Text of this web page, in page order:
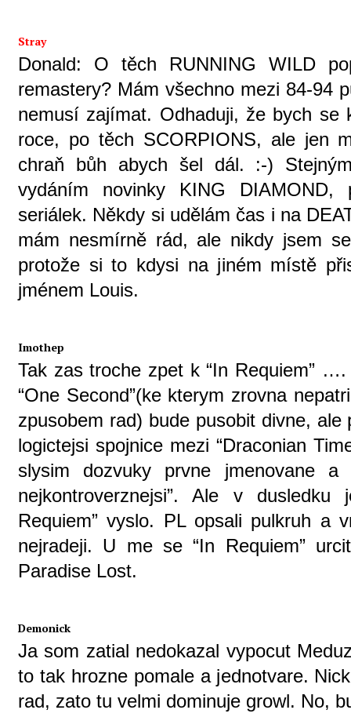
Stray
Donald: O těch RUNNING WILD
remastery? Mám všechno mezi 84-94
nemusí zajímat. Odhaduji, že bych se
roce, po těch SCORPIONS, ale jen
chraň bůh abych šel dál. :-)
vydáním novinky KING
seriálek. Někdy si udělám čas i na
mám nesmírně rád, ale nikdy jsem
protože si to kdysi na jiném místě
jménem Louis.
Imothep
Tak zas troche zpet k “In Requiem”
“One Second”(ke kterym zrovna
zpusobem rad) bude pusobit divne, ale
logictejsi spojnice mezi “Draconian
slysim dozvuky prvne jmenovane
nejkontroverznejsi”. Ale v
Requiem” vyslo. PL opsali pulkruh a
nejradeji. U me se “In Requiem”
Paradise Lost.
Demonick
Ja som zatial nedokazal vypocut
to tak hrozne pomale a jednotvare.
rad, zato tu velmi dominuje growl. No,